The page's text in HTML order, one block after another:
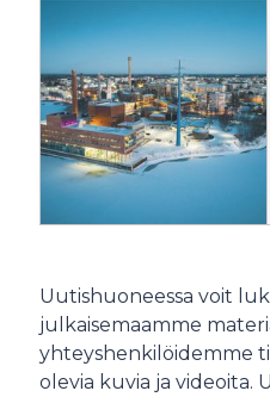
Uutishuoneessa voit
julkaisemaamme
yhteyshenkilöidemme
olevia kuvia ja videoita.